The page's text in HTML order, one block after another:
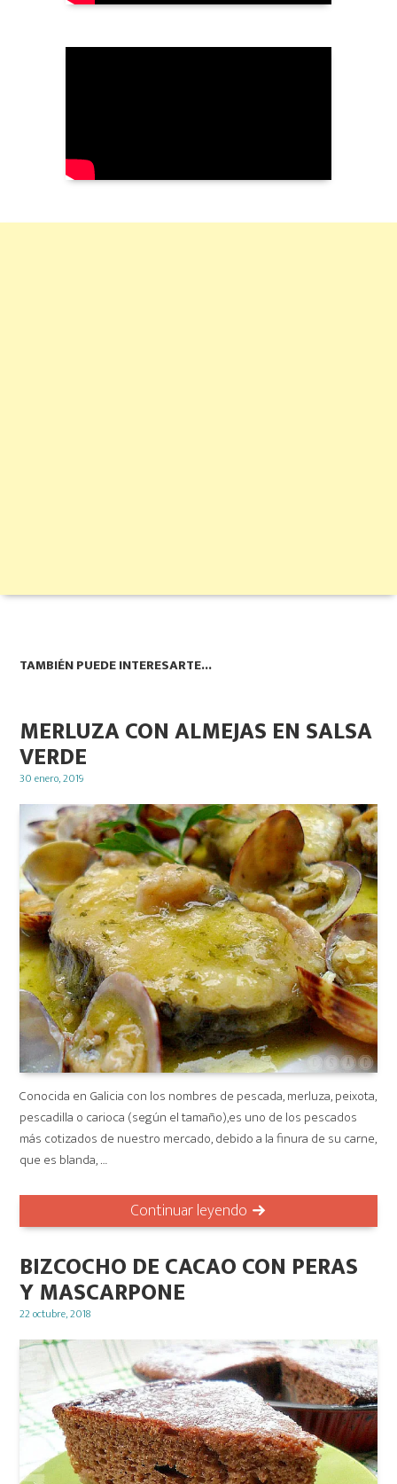
TAMBIÉN PUEDE INTERESARTE...
MERLUZA CON ALMEJAS EN SALSA
VERDE
Posted
30 enero, 2019
Conocida en Galicia con los nombres de pescada, merluza, peixota,
pescadilla o carioca (según el tamaño),es uno de los pescados
más cotizados de nuestro mercado, debido a la finura de su carne,
que es blanda, …
Continuar leyendo
BIZCOCHO DE CACAO CON PERAS
Y MASCARPONE
Posted
22 octubre, 2018